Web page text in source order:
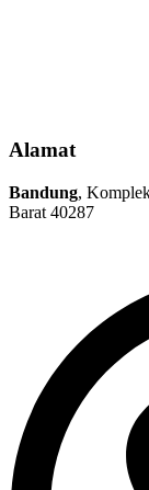
Alamat
Bandung,
Barat 40287